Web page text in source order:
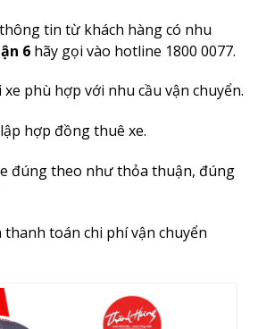
tin từ khách hàng có nhu
6 hãy gọi vào hotline 1800 0077.
phù hợp với nhu cầu vận chuyển.
hợp đồng thuê xe.
đúng theo như thỏa thuận, đúng
thanh toán chi phí vận chuyển